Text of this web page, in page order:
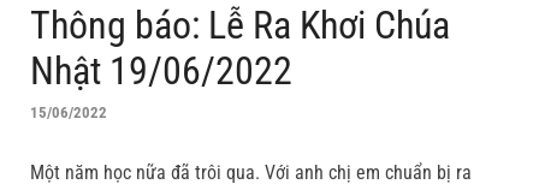
Thông báo: Lễ Ra Khơi Chúa
Nhật 19/06/2022
15/06/2022
Một năm học nữa đã trôi qua. Với anh chị em chuẩn bị ra